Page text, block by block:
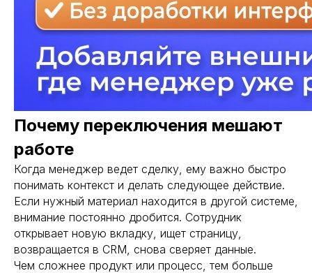
Почему переключения мешают
работе
Когда менеджер ведет сделку, ему важно быстро
понимать контекст и делать следующее действие.
Если нужный материал находится в другой системе,
внимание постоянно дробится. Сотрудник
открывает новую вкладку, ищет страницу,
возвращается в CRM, снова сверяет данные.
Чем сложнее продукт или процесс, тем больше